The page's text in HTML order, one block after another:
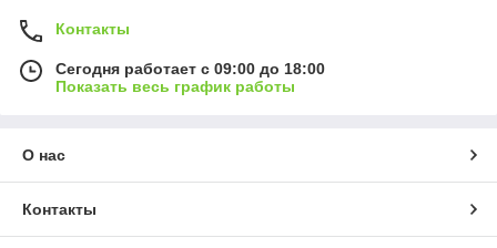
Контакты
Сегодня работает с 09:00 до 18:00
Показать весь график работы
О нас
Контакты